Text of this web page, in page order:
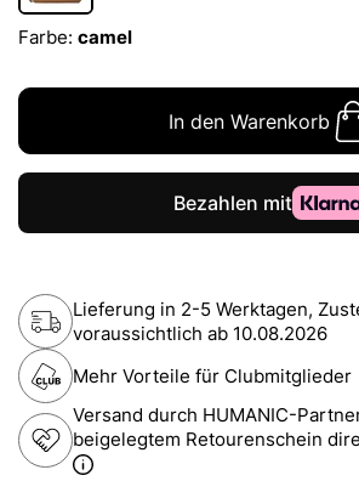
Farbe: camel
In den Warenkorb
Lieferung in 2-5 Werktagen,
voraussichtlich ab 10.08.2026
Mehr Vorteile für Clubmitglieder
Versand durch HUMANIC-
beigelegtem Retourenschein